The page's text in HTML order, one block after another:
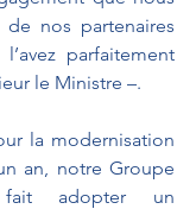
de nos partenaires
parfaitement
le Ministre –.
la modernisation
an, notre Groupe
adopter un